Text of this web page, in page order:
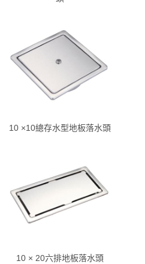
10 ×10總存水型地板落水頭
10 × 20六排地板落水頭